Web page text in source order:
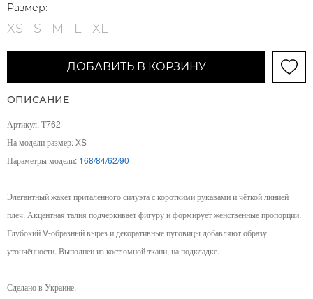
Размер:
XS S M L XL
ДОБАВИТЬ В КОРЗИНУ
ОПИСАНИЕ
Артикул: Т762
На модели размер: XS
Параметры модели: 168/84/62/90
Элегантный жакет приталенного силуэта с короткими рукавами и чёткой линией
плеч. Акцентная талия подчеркивает фигуру и формирует женственные пропорции.
Глубокий V-образный вырез и декоративные пуговицы добавляют образу
утончённости. Выполнен из костюмной ткани, на подкладке.
Сделано в Украине.